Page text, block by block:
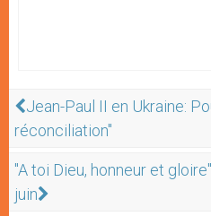
Jean-Paul II en Ukraine:
réconciliation"
"A toi Dieu, honneur et
juin